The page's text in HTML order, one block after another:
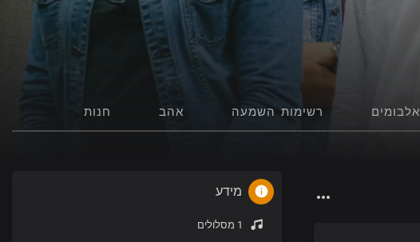
אלבומים רשימות השמעה אהב חנות
מידע